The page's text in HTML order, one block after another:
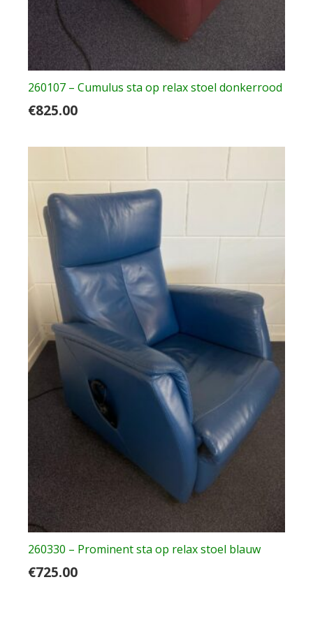
260107 – Cumulus sta op relax stoel donkerrood
€825.00
260330 – Prominent sta op relax stoel blauw
€725.00